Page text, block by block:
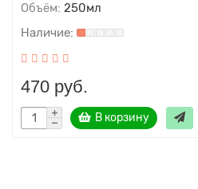
Объём: 250мл
470 руб.
В корзину